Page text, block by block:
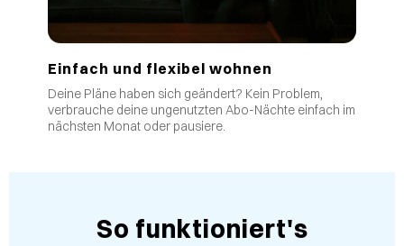
Einfach und flexibel wohnen
Deine Pläne haben sich geändert? Kein Problem,
verbrauche deine ungenutzten Abo-Nächte einfach im
nächsten Monat oder pausiere.
So funktioniert's